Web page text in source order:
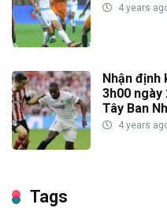
4 years
Nhận
3h00 ngày
Tây Ban
4 years
Tags